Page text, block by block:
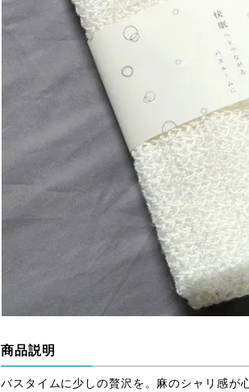
商品説明
バスタイムに少しの贅沢を。麻のシャリ感が